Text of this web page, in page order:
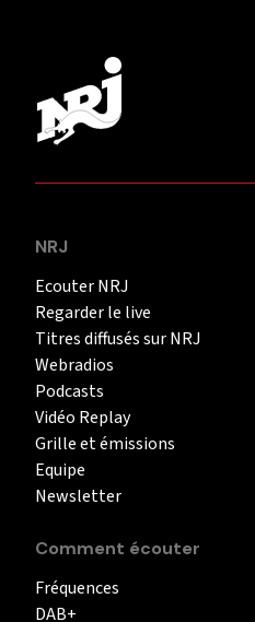
NRJ
Ecouter NRJ
Regarder le live
Titres diffusés sur NRJ
Webradios
Podcasts
Vidéo Replay
Grille et émissions
Equipe
Newsletter
Comment écouter
Fréquences
DAB+